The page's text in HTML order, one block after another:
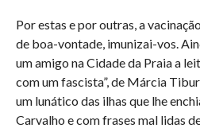
Por estas e por outras, a
de boa-vontade, imunizai-vos.
um amigo na Cidade da Praia a
com um fascista”, de Márcia
um lunático das ilhas que lhe
Carvalho e com frases mal lidas